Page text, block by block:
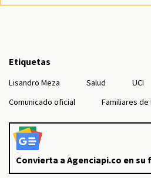
Etiquetas
Lisandro Meza Salud UCI
Comunicado oficial
Familiares de
Convierta a Agenciapi.co en